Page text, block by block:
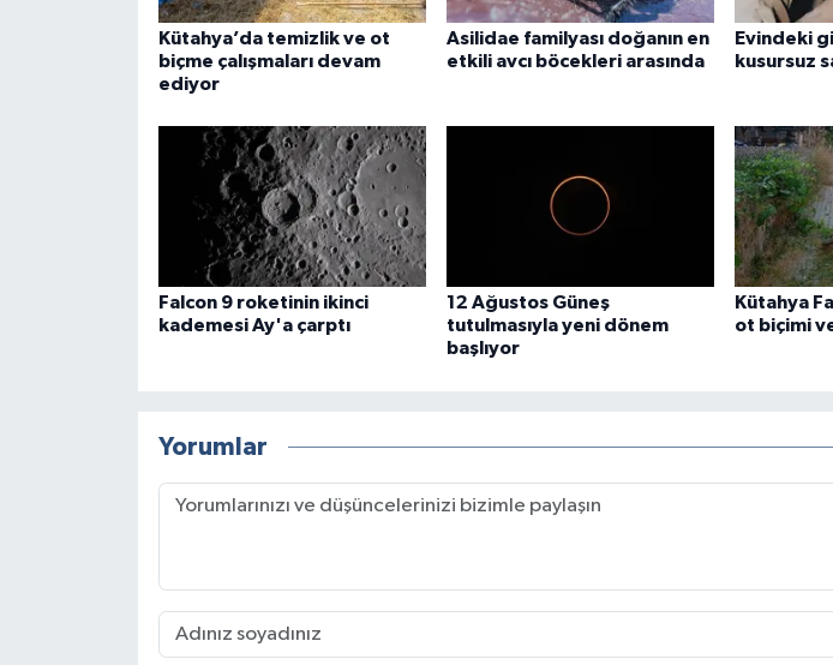
Kütahya’da temizlik ve ot
biçme çalışmaları devam
ediyor
Asilidae familyası doğanın en
etkili avcı böcekleri arasında
Evindeki
kusursuz
Falcon 9 roketinin ikinci
kademesi Ay'a çarptı
12 Ağustos Güneş
tutulmasıyla yeni dönem
başlıyor
Kütahya
ot biçimi
Yorumlar